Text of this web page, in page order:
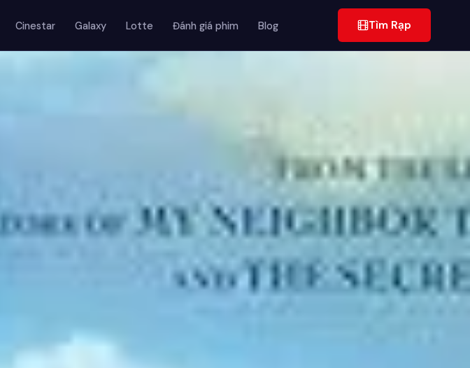
Cinestar Galaxy Lotte Đánh giá phim Blog Tìm Rạp